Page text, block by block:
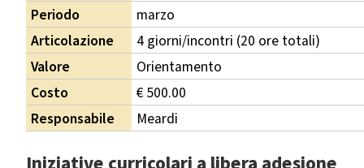
Periodo
marzo
Articolazione
4 giorni/incontri (20 ore totali)
Valore
Orientamento
Costo
€ 500.00
Responsabile
Meardi